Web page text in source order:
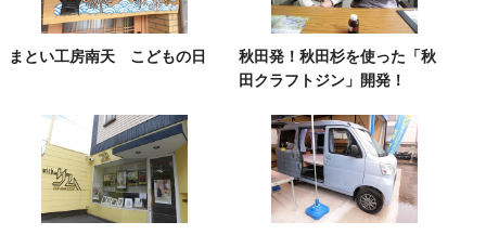
まとい工房南天 こどもの日
秋田発！秋田杉を使った「秋
田クラフトジン」開発！